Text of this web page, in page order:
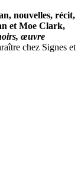
nouvelles, récit,
et Moe Clark,
œuvre
chez Signes et